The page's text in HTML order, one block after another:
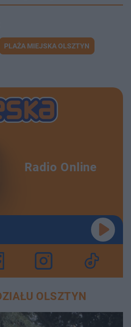
PLAŻA MIEJSKA OLSZTYN
Radio Online
OLSZTYN